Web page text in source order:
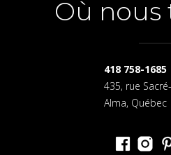
Où nous
418 758-1685
435, rue
Alma, Québec